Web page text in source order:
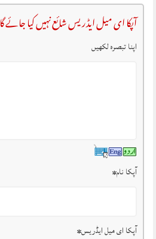
آپکا ای میل ایڈریس شائع نہیں کیا جائے گا
اپنا تبصرہ لکھیں
آپکا نام*
آپکا ای میل ایڈریس*